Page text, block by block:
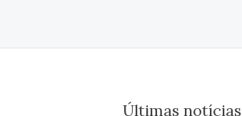
Últimas notícias